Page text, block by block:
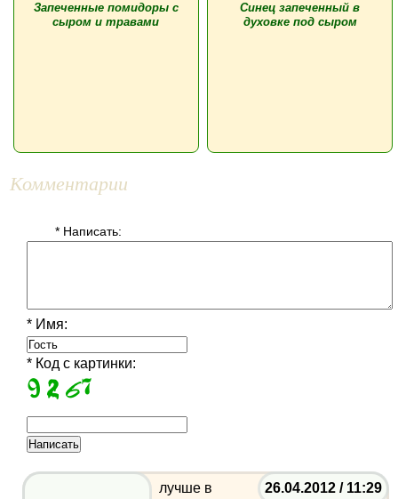
Запеченные помидоры с
сыром и травами
Синец запеченный в
духовке под сыром
Комментарии
* Написать:
* Имя:
* Код с картинки:
26.04.2012 / 11:29
лучше в